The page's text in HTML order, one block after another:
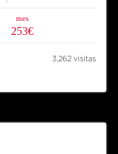
mes
253€
3,262 visitas